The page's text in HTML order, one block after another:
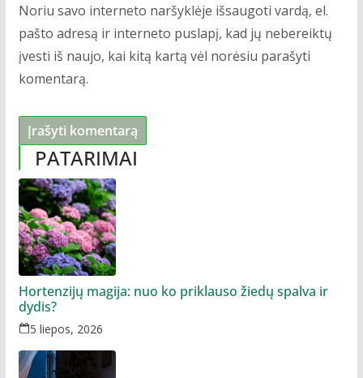
Noriu savo interneto naršyklėje išsaugoti vardą, el.
pašto adresą ir interneto puslapį, kad jų nebereiktų
įvesti iš naujo, kai kitą kartą vėl norėsiu parašyti
komentarą.
PATARIMAI
Hortenzijų magija: nuo ko priklauso žiedų spalva ir
dydis?
5 liepos, 2026